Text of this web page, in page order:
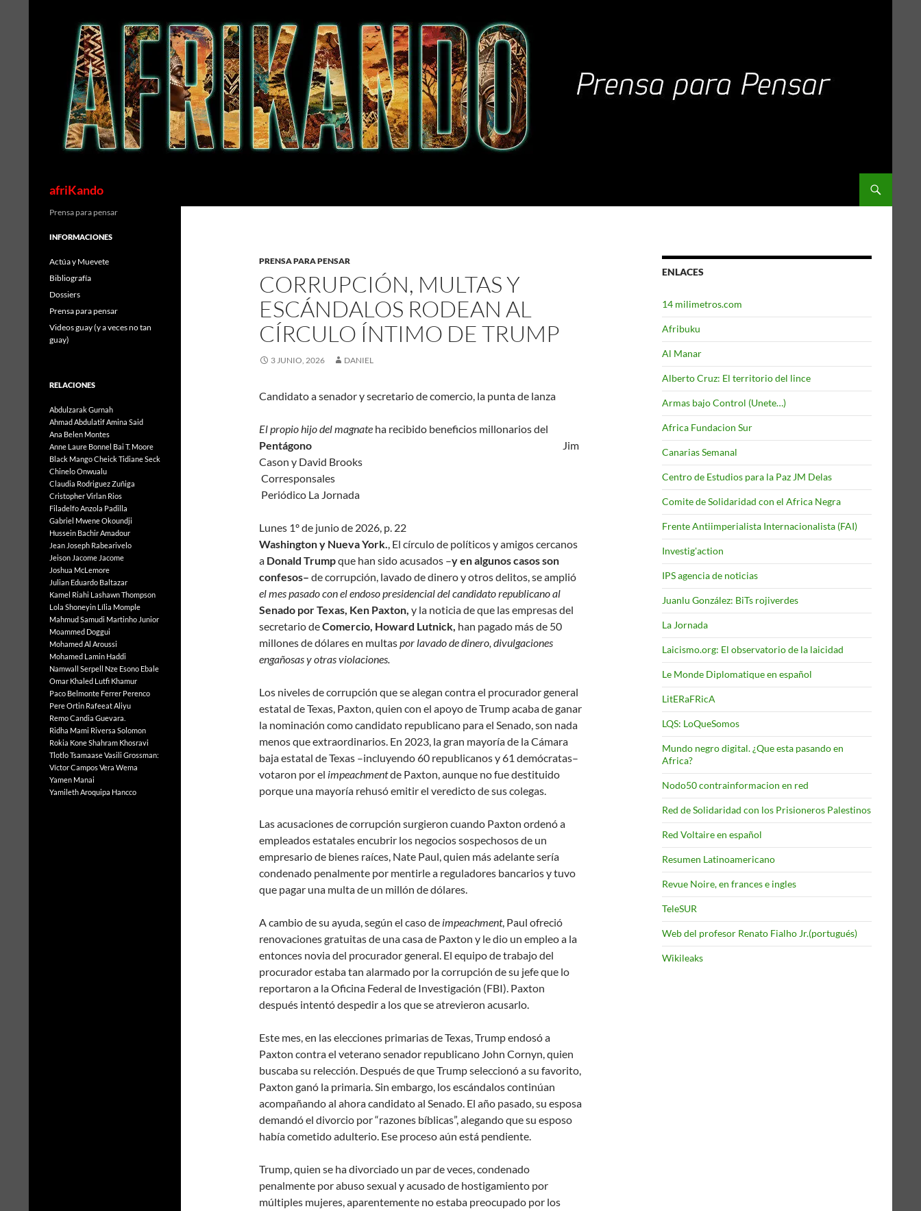
afriKando
PRENSA PARA PENSAR
CORRUPCIÓN, MULTAS Y
ESCÁNDALOS RODEAN AL
CÍRCULO ÍNTIMO DE TRUMP
3 JUNIO, 2026 DANIEL
Candidato a senador y secretario de comercio, la punta de lanza
El propio hijo del magnate ha recibido beneficios millonarios del
Pentágono
Jim
Cason y David Brooks
Corresponsales
Periódico La Jornada
Lunes 1º de junio de 2026, p. 22
Washington y Nueva York., El círculo de políticos y amigos cercanos
a Donald Trumpque han sido acusados –y en algunos casos son
confesos– de corrupción, lavado de dinero y otros delitos, se amplió
el mes pasado con el endoso presidencial del candidato republicano al
Senado por Texas, Ken Paxton, y la noticia de que las empresas del
secretario deComercio, Howard Lutnick, han pagado más de 50
millones de dólares en multaspor lavado de dinero, divulgaciones
engañosas y otras violaciones.
Los niveles de corrupción que se alegan contra el procurador general
estatal de Texas, Paxton, quien con el apoyo de Trump acaba de ganar
la nominación como candidato republicano para el Senado, son nada
menos que extraordinarios. En 2023, la gran mayoría de la Cámara
baja estatal de Texas –incluyendo 60 republicanos y 61 demócratas–
votaron por el impeachmentde Paxton, aunque no fue destituido
porque una mayoría rehusó emitir el veredicto de sus colegas.
Las acusaciones de corrupción surgieron cuando Paxton ordenó a
empleados estatales encubrir los negocios sospechosos de un
empresario de bienes raíces, Nate Paul, quien más adelante sería
condenado penalmente por mentirle a reguladores bancarios y tuvo
que pagar una multa de un millón de dólares.
A cambio de su ayuda, según el caso de impeachment, Paul ofreció
renovaciones gratuitas de una casa de Paxton y le dio un empleo a la
entonces novia del procurador general. El equipo de trabajo del
procurador estaba tan alarmado por la corrupción de su jefe que lo
reportaron a la Oficina Federal de Investigación (FBI). Paxton
después intentó despedir a los que se atrevieron acusarlo.
Este mes, en las elecciones primarias de Texas, Trump endosó a
Paxton contra el veterano senador republicano John Cornyn, quien
buscaba su relección. Después de que Trump seleccionó a su favorito,
Paxton ganó la primaria. Sin embargo, los escándalos continúan
acompañando al ahora candidato al Senado. El año pasado, su esposa
demandó el divorcio por “razones bíblicas”, alegando que su esposo
había cometido adulterio. Ese proceso aún está pendiente.
Trump, quien se ha divorciado un par de veces, condenado
penalmente por abuso sexual y acusado de hostigamiento por
múltiples mujeres, aparentemente no estaba preocupado por los
ENLACES
14 milimetros.com
Afribuku
Al Manar
Alberto Cruz: El territorio del lince
Armas bajo Control (Unete…)
Africa Fundacion Sur
Canarias Semanal
Centro de Estudios para la Paz JM Delas
Comite de Solidaridad con el Africa Negra
Frente Antiimperialista Internacionalista (FAI)
Investig'action
IPS agencia de noticias
Juanlu González: BiTs rojiverdes
La Jornada
Laicismo.org: El observatorio de la laicidad
Le Monde Diplomatique en español
LitERaFRicA
LQS: LoQueSomos
Mundo negro digital. ¿Que esta pasando en
Africa?
Nodo50 contrainformacion en red
Red de Solidaridad con los Prisioneros Palestinos
Red Voltaire en español
Resumen Latinoamericano
Revue Noire, en frances e ingles
TeleSUR
Web del profesor Renato Fialho Jr.(portugués)
Wikileaks
Prensa para pensar
INFORMACIONES
Actúa y Muevete
Bibliografía
Dossiers
Prensa para pensar
Videos guay (y a veces no tan
guay)
RELACIONES
Abdulzarak Gurnah
Ahmad AbdulatifAmina Said
Ana Belen Montes
Anne Laure Bonnel Bai T. Moore
Black MangoCheick Tidiane Seck
Chinelo Onwualu
Claudia Rodriguez Zuñiga
Cristopher Virlan Rios
Filadelfo Anzola Padilla
Gabriel Mwene Okoundji
Hussein Bachir Amadour
Jean Joseph Rabearivelo
Jeison Jacome Jacome
Joshua McLemore
Julian Eduardo Baltazar
Kamel Riahi Lashawn Thompson
Lola Shoneyin Lília Momple
Mahmud Samudi Martinho Junior
Moammed Doggui
Mohamed Al Aroussi
Mohamed Lamin Haddi
Namwall Serpell Nze Esono Ebale
Omar Khaled Lutfi Khamur
Paco Belmonte Ferrer Perenco
Pere Ortin Rafeeat Aliyu
Remo Candia Guevara.
Ridha Mami Riversa Solomon
Rokia KoneShahram Khosravi
Tlotlo TsamaaseVasili Grossman:
Víctor Campos Vera Wema
Yamen Manai
Yamileth Aroquipa Hancco